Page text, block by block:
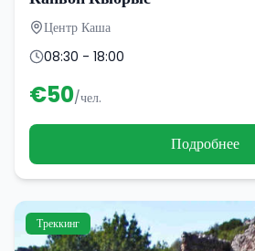
Центр Каша
08:30 - 18:00
€50/чел.
Подробнее
Треккинг